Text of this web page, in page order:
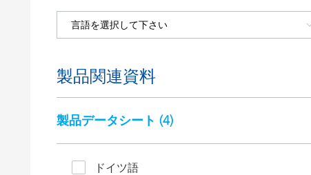
製品関連資料
製品データシート (4)
ドイツ語